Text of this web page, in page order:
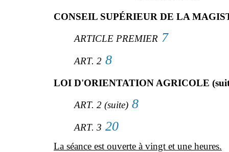
CONSEIL SUPÉRIEUR DE LA
ARTICLE PREMIER 7
ART. 2 8
LOI D'ORIENTATION AGRICOLE
ART. 2 (suite) 8
ART. 3 20
La séance est ouverte à vingt et une heures.